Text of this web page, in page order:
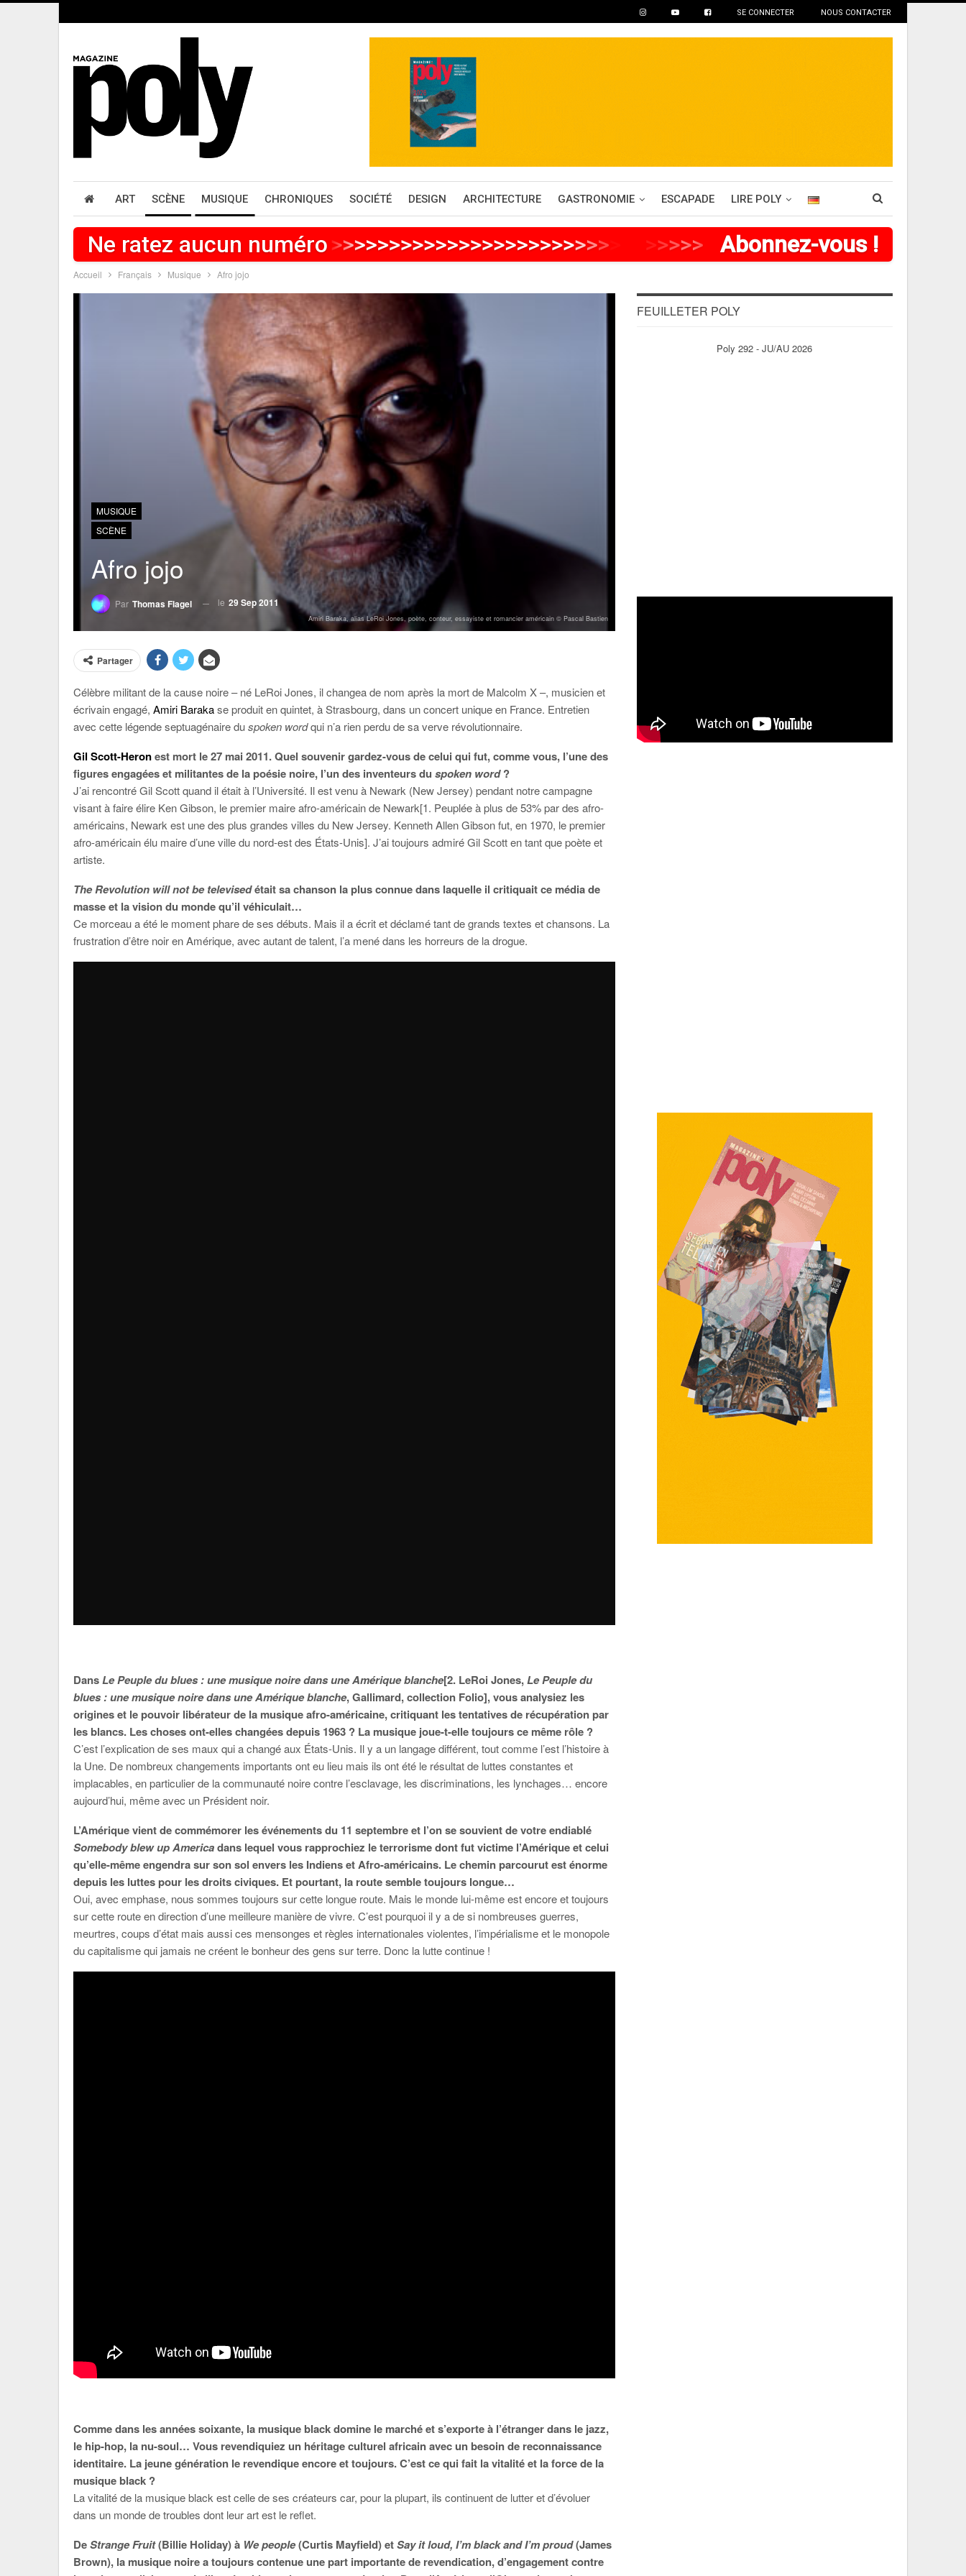
SE CONNECTER NOUS CONTACTER
ART SCÈNE MUSIQUE CHRONIQUES SOCIÉTÉ DESIGN ARCHITECTURE GASTRONOMIE ESCAPADE LIRE POLY
Ne ratez aucun numéro >>>>>>>>>>>>>>>>>>>>>>>> >>>> Abonnez-vous !
Accueil Français Musique Afro jojo
MUSIQUE
SCÈNE
Afro jojo
Par Thomas Flagel le 29 Sep 2011
Amiri Baraka, alias LeRoi Jones, poète, conteur, essayiste et romancier américain © Pascal Bastien
Partager
Célèbre militant de la cause noire – né LeRoi Jones, il changea de nom après la mort de Malcolm X –, musicien et
écrivain engagé, Amiri Barakase produit en quintet, à Strasbourg, dans un concert unique en France. Entretien
avec cette légende septuagénaire duspoken wordqui n’a rien perdu de sa verve révolutionnaire.
Gil Scott-Heronest mort le 27 mai 2011. Quel souvenir gardez-vous de celui qui fut, comme vous, l’une des
figures engagées et militantes de la poésie noire, l’un des inventeurs du spoken word?
J’ai rencontré Gil Scott quand il était à l’Université. Il est venu à Newark (New Jersey) pendant notre campagne
visant à faire élire Ken Gibson, le premier maire afro-américain de Newark[1. Peuplée à plus de 53% par des afro-
américains, Newark est une des plus grandes villes du New Jersey. Kenneth Allen Gibson fut, en 1970, le premier
afro-américain élu maire d’une ville du nord-est des États-Unis]. J’ai toujours admiré Gil Scott en tant que poète et
artiste.
The Revolution will not be televisedétait sa chanson la plus connue dans laquelle il critiquait ce média de
masse et la vision du monde qu’il véhiculait…
Ce morceau a été le moment phare de ses débuts. Mais il a écrit et déclamé tant de grands textes et chansons. La
frustration d’être noir en Amérique, avec autant de talent, l’a mené dans les horreurs de la drogue.
DansLe Peuple du blues : une musique noire dans une Amérique blanche[2. LeRoi Jones,Le Peuple du
blues : une musique noire dans une Amérique blanche, Gallimard, collection Folio], vous analysiez les
origines et le pouvoir libérateur de la musique afro-américaine, critiquant les tentatives de récupération par
les blancs. Les choses ont-elles changées depuis 1963 ? La musique joue-t-elle toujours ce même rôle ?
C’est l’explication de ses maux qui a changé aux États-Unis. Il y a un langage différent, tout comme l’est l’histoire à
la Une. De nombreux changements importants ont eu lieu mais ils ont été le résultat de luttes constantes et
implacables, en particulier de la communauté noire contre l’esclavage, les discriminations, les lynchages… encore
aujourd’hui, même avec un Président noir.
L’Amérique vient de commémorer les événements du 11 septembre et l’on se souvient de votre endiablé
Somebody blew up Americadans lequel vous rapprochiez le terrorisme dont fut victime l’Amérique et celui
qu’elle-même engendra sur son sol envers les Indiens et Afro-américains. Le chemin parcourut est énorme
depuis les luttes pour les droits civiques. Et pourtant, la route semble toujours longue…
Oui, avec emphase, nous sommes toujours sur cette longue route. Mais le monde lui-même est encore et toujours
sur cette route en direction d’une meilleure manière de vivre. C’est pourquoi il y a de si nombreuses guerres,
meurtres, coups d’état mais aussi ces mensonges et règles internationales violentes, l’impérialisme et le monopole
du capitalisme qui jamais ne créent le bonheur des gens sur terre. Donc la lutte continue !
Comme dans les années soixante, la musique black domine le marché et s’exporte à l’étranger dans le jazz,
le hip-hop, la nu-soul… Vous revendiquiez un héritage culturel africain avec un besoin de reconnaissance
identitaire. La jeune génération le revendique encore et toujours. C’est ce qui fait la vitalité et la force de la
musique black ?
La vitalité de la musique black est celle de ses créateurs car, pour la plupart, ils continuent de lutter et d’évoluer
dans un monde de troubles dont leur art est le reflet.
DeStrange Fruit(Billie Holiday) à We people(Curtis Mayfield) etSay it loud, I’m black and I’m proud(James
Brown), la musique noire a toujours contenue une part importante de revendication, d’engagement contre
FEUILLETER POLY
Poly 292 - JU/AU 2026